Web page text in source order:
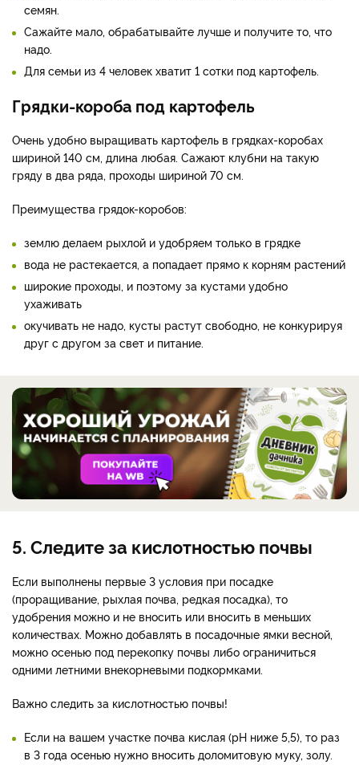
семян.
Сажайте мало, обрабатывайте лучше и получите то, что
надо.
Для семьи из 4 человек хватит 1 сотки под картофель.
Грядки-короба под картофель
Очень удобно выращивать картофель в грядках-коробах
шириной 140 см, длина любая. Сажают клубни на такую
гряду в два ряда, проходы шириной 70 см.
Преимущества грядок-коробов:
землю делаем рыхлой и удобряем только в грядке
вода не растекается, а попадает прямо к корням растений
широкие проходы, и поэтому за кустами удобно
ухаживать
окучивать не надо, кусты растут свободно, не конкурируя
друг с другом за свет и питание.
5. Следите за кислотностью почвы
Если выполнены первые 3 условия при посадке
(проращивание, рыхлая почва, редкая посадка), то
удобрения можно и не вносить или вносить в меньших
количествах. Можно добавлять в посадочные ямки весной,
можно осенью под перекопку почвы либо ограничиться
одними летними внекорневыми подкормками.
Важно следить за кислотностью почвы!
Если на вашем участке почва кислая (рН ниже 5,5), то раз
в 3 года осенью нужно вносить доломитовую муку, золу.